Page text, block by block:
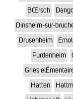
BŒrsch
Dinsheim-sur-
Drusenheim
Furdenheim
Gries
Hatten